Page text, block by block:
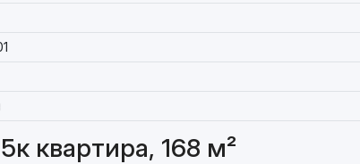
квартира, 168 м²